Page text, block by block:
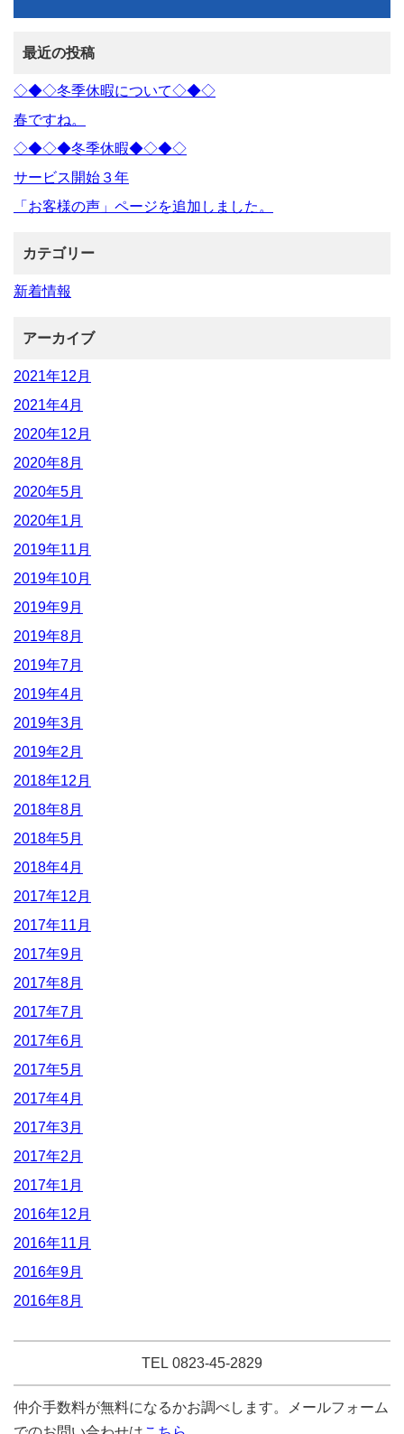
最近の投稿
◇◆◇冬季休暇について◇◆◇
春ですね。
◇◆◇◆冬季休暇◆◇◆◇
サービス開始３年
「お客様の声」ページを追加しました。
カテゴリー
新着情報
アーカイブ
2021年12月
2021年4月
2020年12月
2020年8月
2020年5月
2020年1月
2019年11月
2019年10月
2019年9月
2019年8月
2019年7月
2019年4月
2019年3月
2019年2月
2018年12月
2018年8月
2018年5月
2018年4月
2017年12月
2017年11月
2017年9月
2017年8月
2017年7月
2017年6月
2017年5月
2017年4月
2017年3月
2017年2月
2017年1月
2016年12月
2016年11月
2016年9月
2016年8月
TEL 0823-45-2829
仲介手数料が無料になるかお調べします。メールフォーム